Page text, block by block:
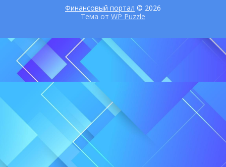
Финансовый портал © 2026
Тема от WP Puzzle